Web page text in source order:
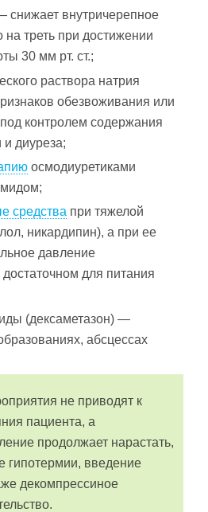
снижает внутричерепное
треть при достижении
30 мм рт. ст.;
раствора натрия
обезвоживания или
контролем содержания
и диуреза;
осмодиуретиками
средства при тяжелой
никардипин), а при ее
давление
для питания
(дексаметазон) —
абсцессах
не приводят к
пациента, а
продолжает нарастать,
гипотермии, введение
декомпрессиное